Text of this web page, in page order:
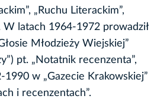
„Ruchu Literackim”,
W latach 1964-1972 prowadził
Młodzieży Wiejskiej”
pt. „Notatnik recenzenta”,
1990 w „Gazecie Krakowskiej”
i recenzentach”.